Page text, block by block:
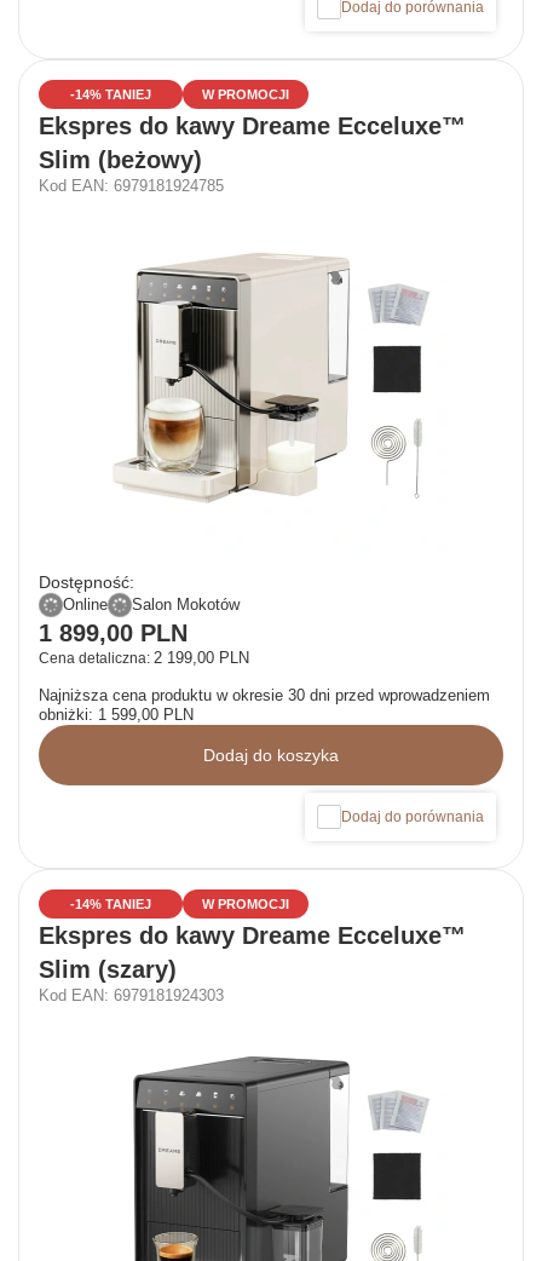
Dodaj do porównania
W PROMOCJI
-14% TANIEJ
Ekspres do kawy Dreame Ecceluxe™
Slim (beżowy)
Kod EAN: 6979181924785
Dostępność:
Online Salon Mokotów
Cena detaliczna: 2 199,00 PLN
1 899,00 PLN
Najniższa cena produktu w okresie 30 dni przed wprowadzeniem
obniżki: 1 599,00 PLN
Dodaj do koszyka
Dodaj do porównania
W PROMOCJI
-14% TANIEJ
Ekspres do kawy Dreame Ecceluxe™
Slim (szary)
Kod EAN: 6979181924303